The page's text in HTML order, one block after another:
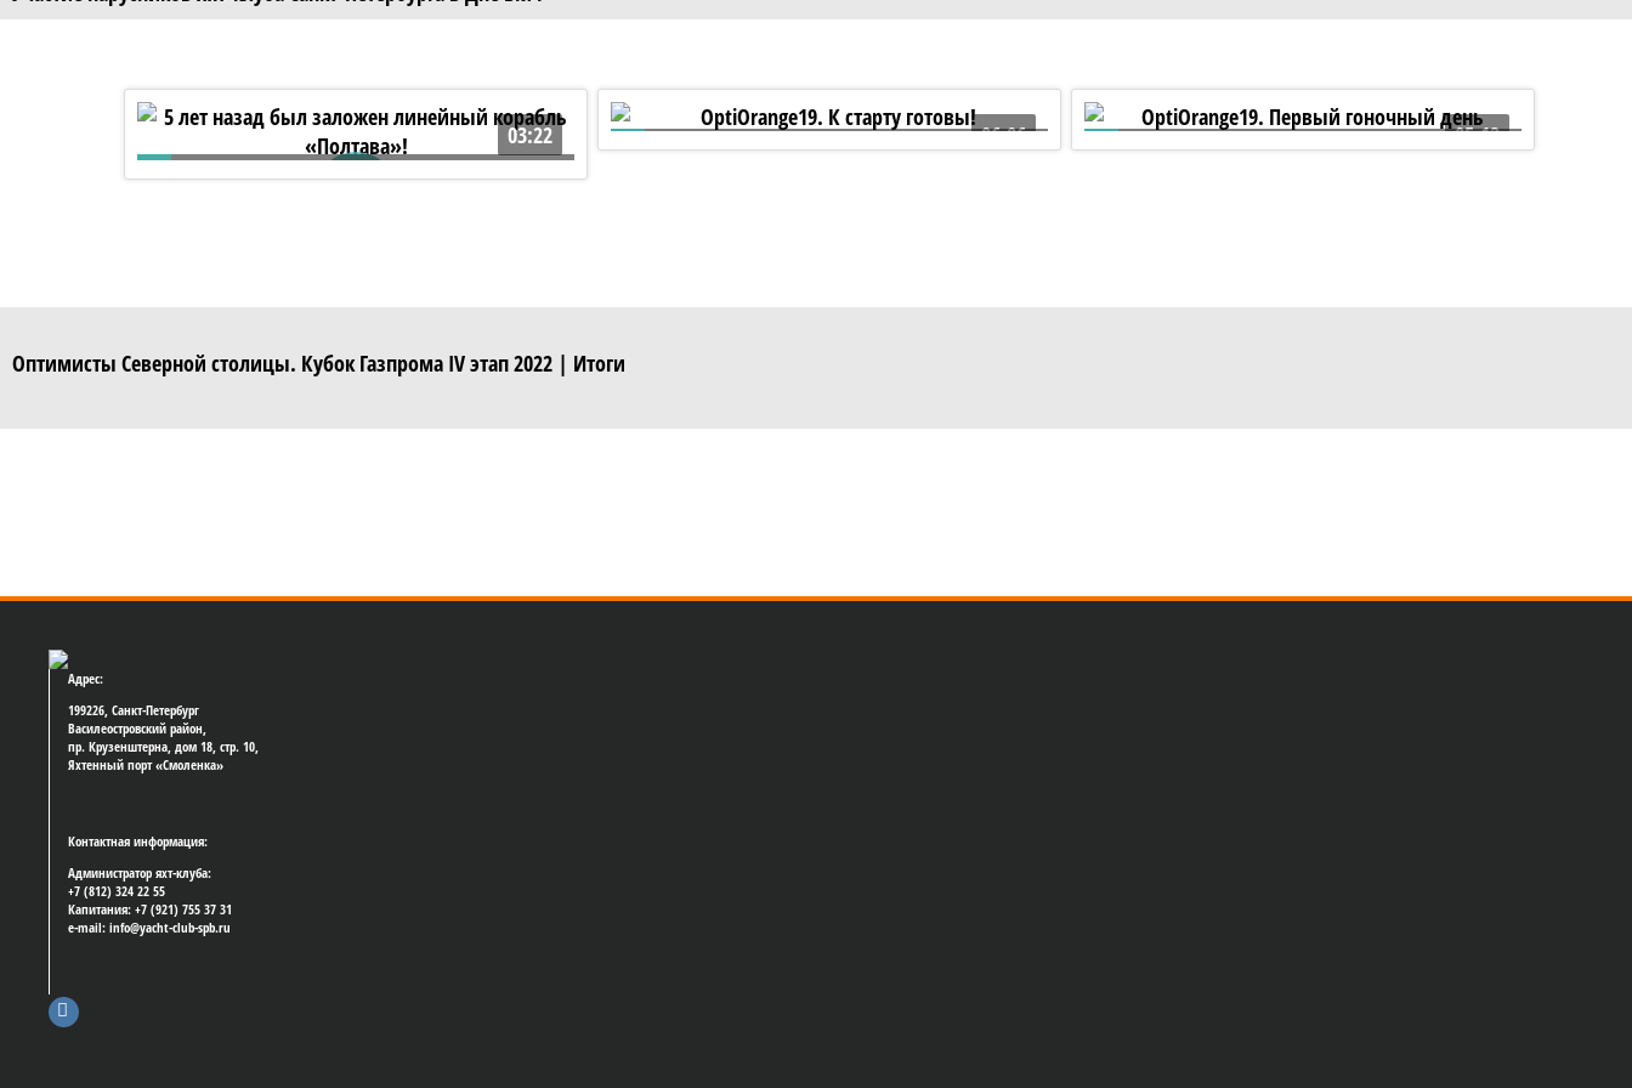
03:22
5 лет назад был заложен линейный
06:06
OptiOrange19. К старту готовы! 05:13
OptiOrange19. Первый гоночный день
Оптимисты Северной столицы. Кубок Газпрома IV этап 2022 | Итоги
Адрес:
199226, Санкт-Петербург
Василеостровский район,
пр. Крузенштерна, дом 18, стр. 10,
Яхтенный порт «Смоленка»
Контактная информация:
Администратор яхт-клуба:
+7 (812) 324 22 55
Капитания: +7 (921) 755 37 31
e-mail: info@yacht-club-spb.ru